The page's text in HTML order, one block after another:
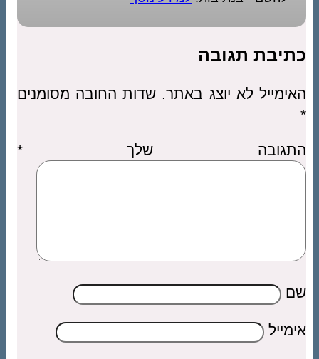
כתיבת תגובה
האימייל לא יוצג באתר. שדות החובה מסומנים
*
התגובה שלך*
שם
אימייל